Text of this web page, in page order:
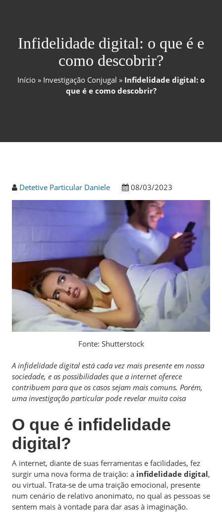
Infidelidade digital: o que é e
como descobrir?
Início » Investigação Conjugal » Infidelidade digital: o
que é e como descobrir?
Detetive Particular Daniele 08/03/2023
Fonte: Shutterstock
A infidelidade digital está cada vez mais presente em nossa
sociedade, e as possibilidades que a internet oferece
contribuem para que os casos sejam mais comuns. Porém,
uma investigação particular pode revelar muita coisa
O que é infidelidade
digital?
A internet, diante de suas ferramentas e facilidades, fez
surgir uma nova forma de traição: a infidelidade digital,
ou virtual. Trata-se de uma traição emocional, presente
num cenário de relativo anonimato, no qual as pessoas se
sentem mais à vontade para dar asas à imaginação.